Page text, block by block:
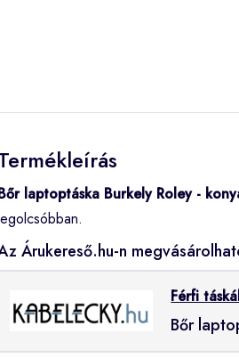
laptoptáska Burkely Roley -
Árukereső.hu-n
Férfi
Bőr